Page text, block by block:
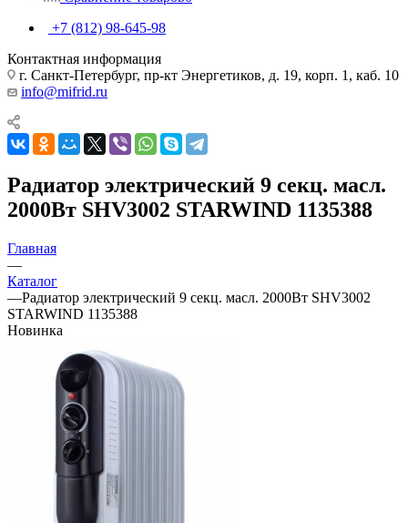
+7 (812) 98-645-98
Контактная информация
г. Санкт-Петербург, пр-кт Энергетиков, д. 19, корп. 1, каб. 10
info@mifrid.ru
Радиатор электрический 9 секц. масл.
2000Вт SHV3002 STARWIND 1135388
Главная
—
Каталог
—Радиатор электрический 9 секц. масл. 2000Вт SHV3002
STARWIND 1135388
Новинка